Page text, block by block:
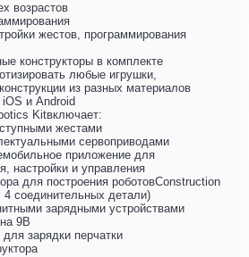
возрастов
жестов, программирования
конструкторы в комплекте
любые игрушки,
из разных материалов
и Android
Kitвключает:
жестами
сервоприводами
приложение для
настройки и управления
для построения роботовConstruction
соединительных детали)
зарядными устройствами
9В
зарядки перчатки